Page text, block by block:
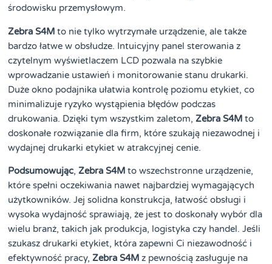
środowisku przemysłowym.
Zebra S4M to nie tylko wytrzymałe urządzenie, ale także
bardzo łatwe w obsłudze. Intuicyjny panel sterowania z
czytelnym wyświetlaczem LCD pozwala na szybkie
wprowadzanie ustawień i monitorowanie stanu drukarki.
Duże okno podajnika ułatwia kontrolę poziomu etykiet, co
minimalizuje ryzyko wystąpienia błędów podczas
drukowania. Dzięki tym wszystkim zaletom,Zebra S4M to
doskonałe rozwiązanie dla firm, które szukają niezawodnej i
wydajnej drukarki etykiet w atrakcyjnej cenie.
Podsumowując,Zebra S4M to wszechstronne urządzenie,
które spełni oczekiwania nawet najbardziej wymagających
użytkowników. Jej solidna konstrukcja, łatwość obsługi i
wysoka wydajność sprawiają, że jest to doskonały wybór dla
wielu branż, takich jak produkcja, logistyka czy handel. Jeśli
szukasz drukarki etykiet, która zapewni Ci niezawodność i
efektywność pracy,Zebra S4M z pewnością zasługuje na